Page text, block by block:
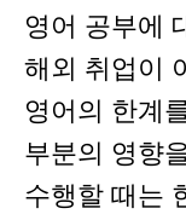
영어 공부에
해외 취업이
영어의 한계
부분의 영향
수행할 때는